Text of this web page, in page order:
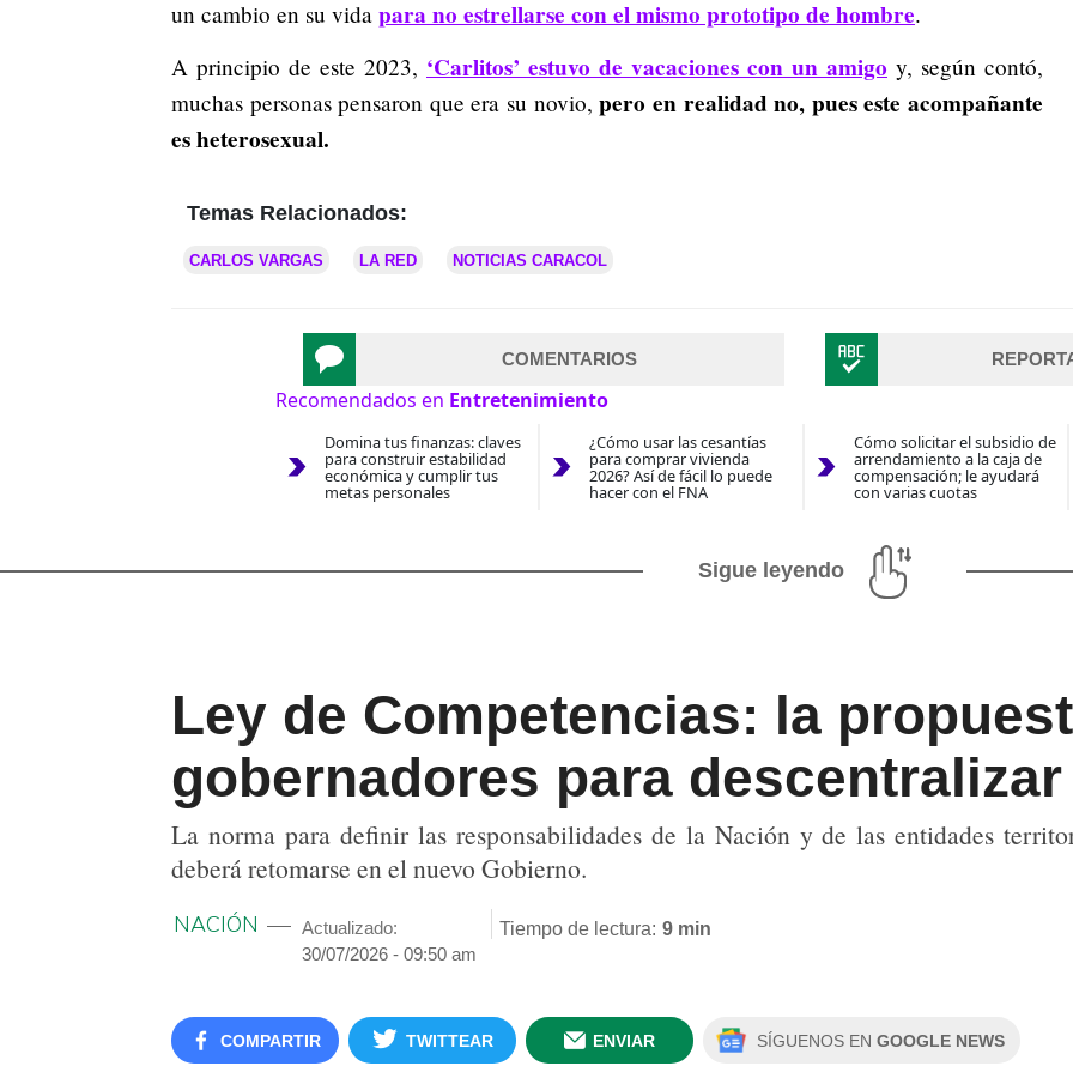
un cambio en su vida para no estrellarse con el mismo prototipo de hombre.
A principio de este 2023, ‘Carlitos’ estuvo de vacaciones con un amigo y, según contó,
muchas personas pensaron que era su novio,pero en realidad no, pues este acompañante
es heterosexual.
Temas Relacionados:
CARLOS VARGAS LA RED NOTICIAS CARACOL
COMENTARIOS
Recomendados en Entretenimiento
Domina tus finanzas: claves
para construir estabilidad
económica y cumplir tus
metas personales
¿Cómo usar las cesantías
para comprar vivienda
2026? Así de fácil lo puede
hacer con el FNA
Cómo solicitar el subsidio de
arrendamiento a la caja de
compensación; le ayudará
con varias cuotas
Sigue leyendo
Ley de Competencias: la
gobernadores para
La norma para definir las responsabilidades de la Nación y de las entidades
deberá retomarse en el nuevo Gobierno.
NACIÓN
Actualizado:
30/07/2026 - 09:50 am
Tiempo de lectura: 9 min
COMPARTIR TWITTEAR ENVIAR SÍGUENOS EN GOOGLE NEWS